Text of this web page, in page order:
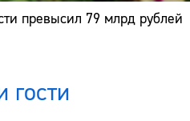
превысил 79 млрд рублей
гости